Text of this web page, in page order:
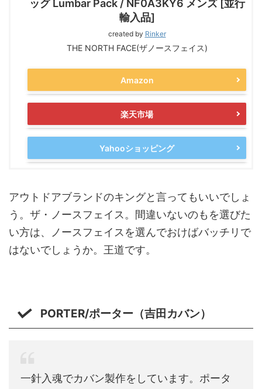
ッグ Lumbar Pack / NF0A3KY6 メンズ [並行
輸入品]
created by Rinker
THE NORTH FACE(ザノースフェイス)
Amazon
楽天市場
Yahooショッピング
アウトドアブランドのキングと言ってもいいでしょ
う。ザ・ノースフェイス。間違いないのもを選びた
い方は、ノースフェイスを選んでおけばバッチリで
はないでしょうか。王道です。
PORTER/ポーター（吉田カバン）
一針入魂でカバン製作をしています。ポータ